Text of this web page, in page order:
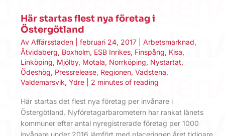
Här startas flest nya företag i
Östergötland
Av Affärsstaden februari 24, 2017 Arbetsmarknad,
Åtvidaberg, Boxholm, ESB Inrikes, Finspång, Kisa,
Linköping, Mjölby, Motala, Norrköping, Nystartat,
Ödeshög, Pressrelease, Regionen, Vadstena,
Valdemarsvik, Ydre 2 minutes of reading
Här startas det flest nya företag per invånare i
Östergötland. Nyföretagarbarometern har rankat länets
kommuner efter antal nyregistrerade företag per 1000
invånare under 2016 jämfört med placeringen året tidigare.